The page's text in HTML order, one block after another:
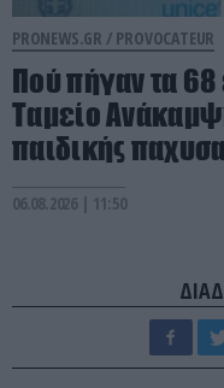
PRONEWS.GR / PROVOCATEUR
Πού πήγαν τα
Ταμείο
παιδικής
06.08.2026 | 11:50